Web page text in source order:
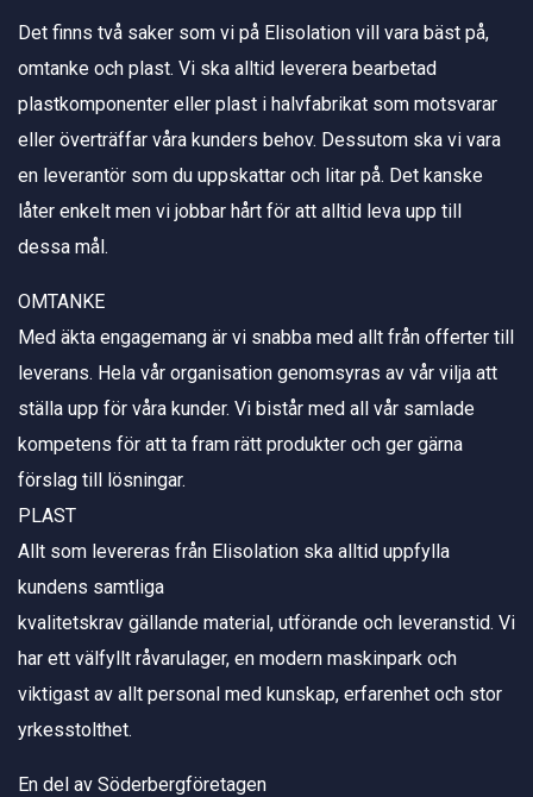
Det finns två saker som vi på Elisolation vill vara bäst på,
omtanke och plast. Vi ska alltid leverera bearbetad
plastkomponenter eller plast i halvfabrikat som motsvarar
eller överträffar våra kunders behov. Dessutom ska vi vara
en leverantör som du uppskattar och litar på. Det kanske
låter enkelt men vi jobbar hårt för att alltid leva upp till
dessa mål.
OMTANKE
Med äkta engagemang är vi snabba med allt från offerter till
leverans. Hela vår organisation genomsyras av vår vilja att
ställa upp för våra kunder. Vi bistår med all vår samlade
kompetens för att ta fram rätt produkter och ger gärna
förslag till lösningar.
PLAST
Allt som levereras från Elisolation ska alltid uppfylla
kundens samtliga
kvalitetskrav gällande material, utförande och leveranstid. Vi
har ett välfyllt råvarulager, en modern maskinpark och
viktigast av allt personal med kunskap, erfarenhet och stor
yrkesstolthet.
En del av Söderbergföretagen